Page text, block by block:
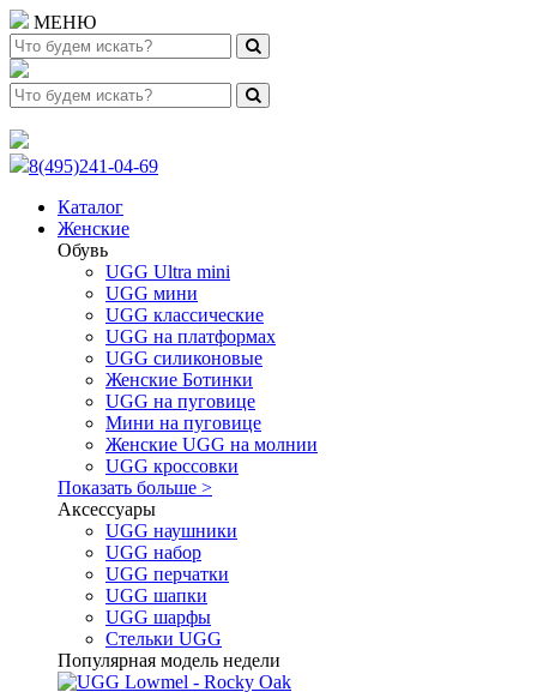
МЕНЮ
8(495)241-04-69
Каталог
Женские
Обувь
UGG Ultra mini
UGG мини
UGG классические
UGG на платформах
UGG силиконовые
Женские Ботинки
UGG на пуговице
Мини на пуговице
Женские UGG на молнии
UGG кроссовки
Показать больше >
Аксессуары
UGG наушники
UGG набор
UGG перчатки
UGG шапки
UGG шарфы
Стельки UGG
Популярная модель недели